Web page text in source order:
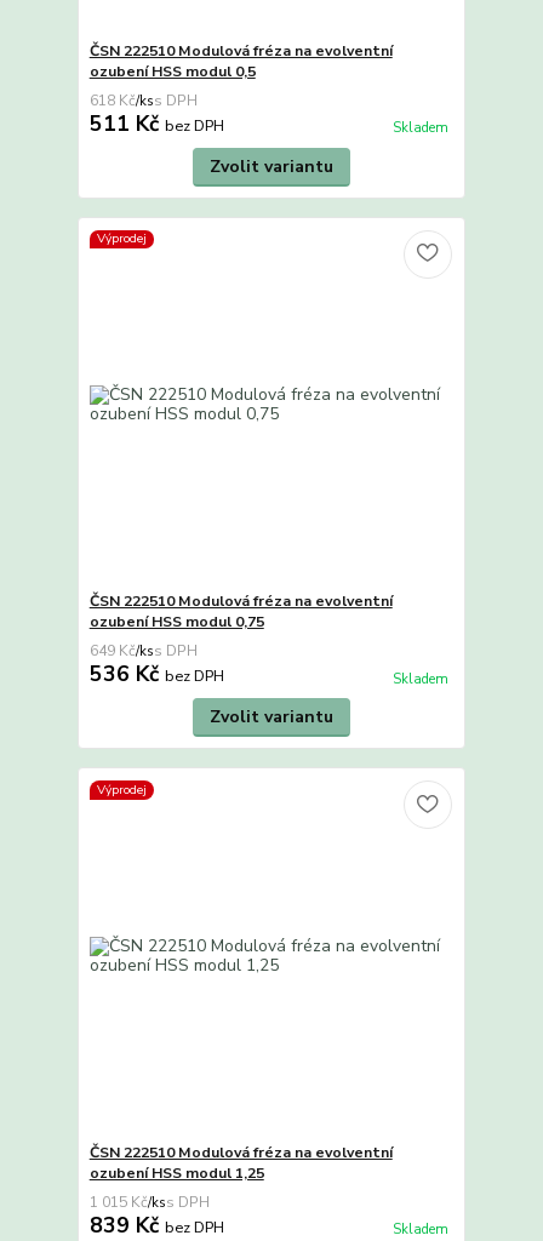
ČSN 222510 Modulová fréza na evolventní
ozubení HSS modul 0,5
618 Kč/ks
511 Kč bez DPH Skladem
Zvolit variantu
Výprodej
ČSN 222510 Modulová fréza na evolventní
ozubení HSS modul 0,75
649 Kč/ks
536 Kč bez DPH Skladem
Zvolit variantu
Výprodej
ČSN 222510 Modulová fréza na evolventní
ozubení HSS modul 1,25
1 015 Kč/ks
839 Kč bez DPH Skladem